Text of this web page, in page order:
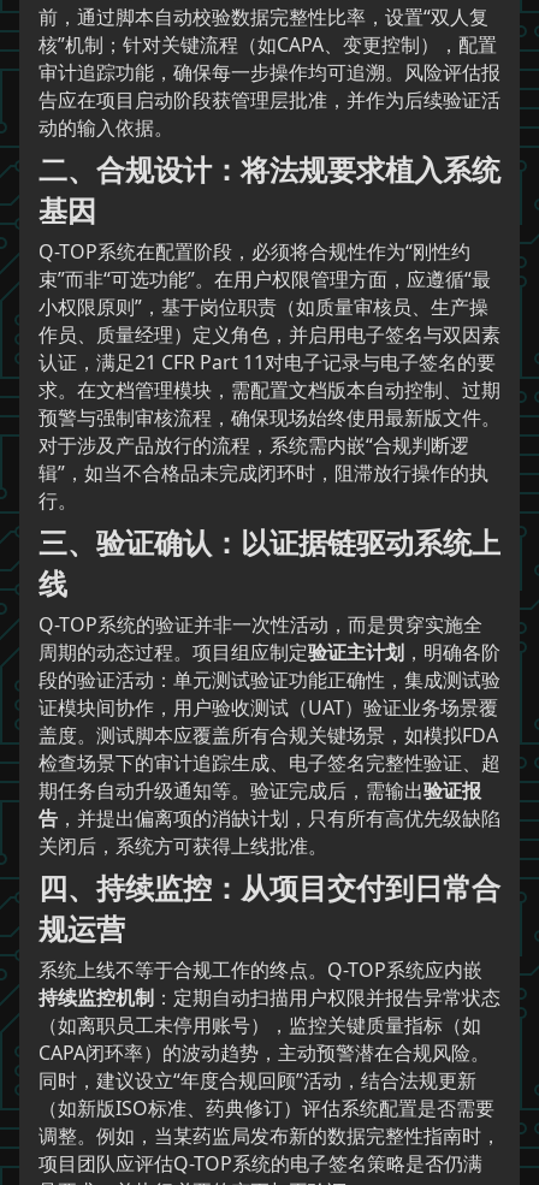
前，通过脚本自动校验数据完整性比率，设置“双人复
核”机制；针对关键流程（如CAPA、变更控制），配置
审计追踪功能，确保每一步操作均可追溯。风险评估报
告应在项目启动阶段获管理层批准，并作为后续验证活
动的输入依据。
二、合规设计：将法规要求植入系统
基因
Q-TOP系统在配置阶段，必须将合规性作为“刚性约
束”而非“可选功能”。在用户权限管理方面，应遵循“最
小权限原则”，基于岗位职责（如质量审核员、生产操
作员、质量经理）定义角色，并启用电子签名与双因素
认证，满足21 CFR Part 11对电子记录与电子签名的要
求。在文档管理模块，需配置文档版本自动控制、过期
预警与强制审核流程，确保现场始终使用最新版文件。
对于涉及产品放行的流程，系统需内嵌“合规判断逻
辑”，如当不合格品未完成闭环时，阻滞放行操作的执
行。
三、验证确认：以证据链驱动系统上
线
Q-TOP系统的验证并非一次性活动，而是贯穿实施全
周期的动态过程。项目组应制定验证主计划 ，明确各阶
段的验证活动：单元测试验证功能正确性，集成测试验
证模块间协作，用户验收测试（UAT）验证业务场景覆
盖度。测试脚本应覆盖所有合规关键场景，如模拟FDA
检查场景下的审计追踪生成、电子签名完整性验证、超
期任务自动升级通知等。验证完成后，需输出验证报
告 ，并提出偏离项的消缺计划，只有所有高优先级缺陷
关闭后，系统方可获得上线批准。
四、持续监控：从项目交付到日常合
规运营
系统上线不等于合规工作的终点。Q-TOP系统应内嵌
持续监控机制 ：定期自动扫描用户权限并报告异常状态
（如离职员工未停用账号），监控关键质量指标（如
CAPA闭环率）的波动趋势，主动预警潜在合规风险。
同时，建议设立“年度合规回顾”活动，结合法规更新
（如新版ISO标准、药典修订）评估系统配置是否需要
调整。例如，当某药监局发布新的数据完整性指南时，
项目团队应评估Q-TOP系统的电子签名策略是否仍满